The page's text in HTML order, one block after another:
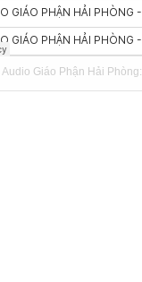
Audio Giáo Phận Hải Phòng: